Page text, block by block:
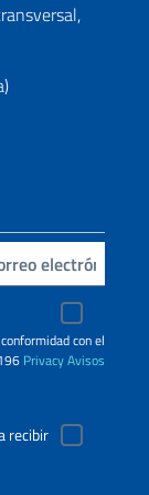
con el
PrivacyAvisos
recibir